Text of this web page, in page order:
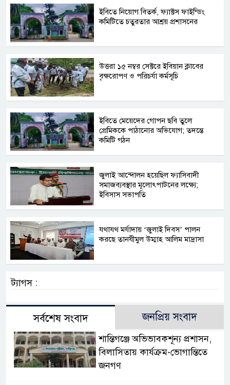
ইবিতে নিয়োগ বিতর্ক, ফ্যাক্টস ফাইন্ডিং
কমিটিতে চতুরতার আশ্রয় প্রশাসনের
উত্তরা ১৫ নম্বর সেক্টরে ইবিয়ান ক্লাবের
বৃক্ষরোপণ ও পরিচর্যা কর্মসূচি
ইবিতে মেয়েদের গোপন ছবি তুলে
প্রেমিককে পাঠানোর অভিযোগ; তদন্তে
কমিটি গঠন
জুলাই আন্দোলন হয়েছিল ফ্যাসিবাদী
সমাজব্যবস্থার মূলোৎপাটনের লক্ষ্যে;
ইবিসাস সভাপতি
যথাযথ মর্যাদায় ‘জুলাই দিবস’ পালন
করছে তানযীমুল উম্মাহ আলিম মাদ্রাসা
ট্যাগস :
সর্বশেষ সংবাদ জনপ্রিয় সংবাদ
‎শান্তিগঞ্জে অভিভাবকশূন্য প্রশাসন,
‎বিলাসিতায় কার্যক্রম-ভোগান্তিতে
জনগণ ‎